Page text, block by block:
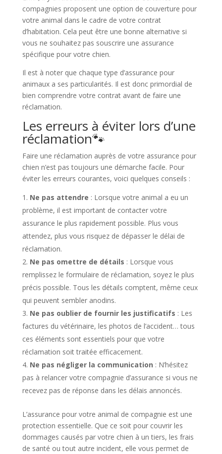
compagnies proposent une option de couverture pour
votre animal dans le cadre de votre contrat
d’habitation. Cela peut être une bonne alternative si
vous ne souhaitez pas souscrire une assurance
spécifique pour votre chien.
Il est à noter que chaque type d’assurance pour
animaux a ses particularités. Il est donc primordial de
bien comprendre votre contrat avant de faire une
réclamation.
Les erreurs à éviter lors d’une
réclamation🐾​
Faire une réclamation auprès de votre assurance pour
chien n’est pas toujours une démarche facile. Pour
éviter les erreurs courantes, voici quelques conseils :
Ne pas attendre : Lorsque votre animal a eu un
problème, il est important de contacter votre
assurance le plus rapidement possible. Plus vous
attendez, plus vous risquez de dépasser le délai de
réclamation.
Ne pas omettre de détails : Lorsque vous
remplissez le formulaire de réclamation, soyez le plus
précis possible. Tous les détails comptent, même ceux
qui peuvent sembler anodins.
Ne pas oublier de fournir les justificatifs : Les
factures du vétérinaire, les photos de l’accident… tous
ces éléments sont essentiels pour que votre
réclamation soit traitée efficacement.
Ne pas négliger la communication : N’hésitez
pas à relancer votre compagnie d’assurance si vous ne
recevez pas de réponse dans les délais annoncés.
L’assurance pour votre animal de compagnie est une
protection essentielle. Que ce soit pour couvrir les
dommages causés par votre chien à un tiers, les frais
de santé ou tout autre incident, elle vous permet de